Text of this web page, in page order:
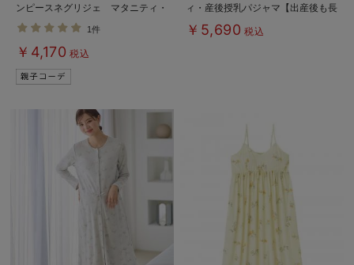
ンピースネグリジェ マタニティ・
授乳パジャマ
1件
￥4,170 税込
ィ・産後授乳パジャマ【出産後も長
く使える】
￥5,690 税込